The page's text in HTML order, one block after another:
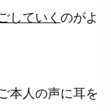
していく のがよ
本人の声に耳を